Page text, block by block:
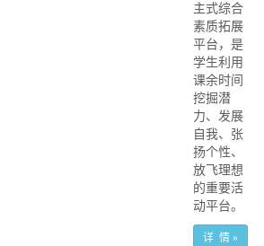
主式综合
素质拓展
平台，是
学生利用
课余时间
挖掘潜
力、发展
自我、张
扬个性、
放飞理想
的重要活
动平台。
详 情 »